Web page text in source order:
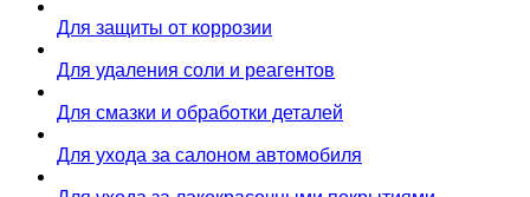
Для защиты от коррозии
Для удаления соли и реагентов
Для смазки и обработки деталей
Для ухода за салоном автомобиля